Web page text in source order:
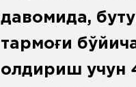
давомида,
тармоғи
олдириш учун